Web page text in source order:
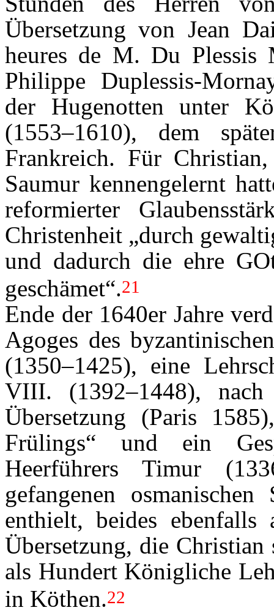
Übersetzung von Jean
heures de M. Du Plessis
Philippe Duplessis-
der Hugenotten unter
(1553–1610), dem
Frankreich. Für
Saumur kennengelernt
reformierter
Christenheit „durch
und dadurch die ehre
geschämet“.21
Ende der 1640er Jahre
Agoges des
(1350–1425), eine
VIII. (1392–1448), nach
Übersetzung (Paris
Frülings“ und ein
Heerführers Timur
gefangenen
enthielt, beides
Übersetzung, die Christian
als Hundert Königliche
in Köthen.22